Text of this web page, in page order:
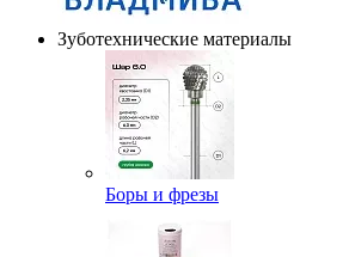
Зуботехнические материалы
Боры и фрезы